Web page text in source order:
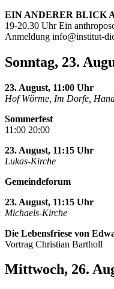
EIN ANDERER BLICK
19-20.30 Uhr Ein
Anmeldung info@institut-
Sonntag, 23.
23. August, 11:00 Uhr
Hof Wörme, Im Dorfe,
Sommerfest
11:00 20:00
23. August, 11:15 Uhr
Lukas-Kirche
Gemeindeforum
23. August, 11:15 Uhr
Michaels-Kirche
Die Lebensfriese von
Vortrag Christian Bartholl
Mittwoch, 26.